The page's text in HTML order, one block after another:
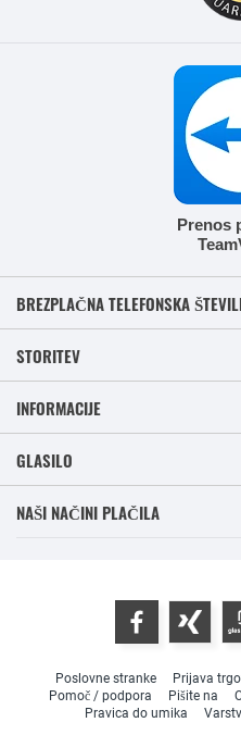
Prenos
BREZPLAČNA TELEFONSKA
STORITEV
INFORMACIJE
GLASILO
NAŠI NAČINI PLAČILA
Poslovne stranke Prijava
Pomoč / podpora
Pišite na
Pravica do umika